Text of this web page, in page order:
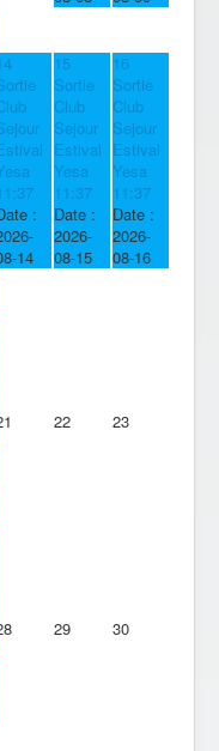
14
11:37
:
14
15
Sortie
Club
Sejour
Estival
Yesa
11:37
Date :
2026-
08-15
16
Sortie
Club
Sejour
Estival
Yesa
11:37
Date :
2026-
08-16
22 23
29 30